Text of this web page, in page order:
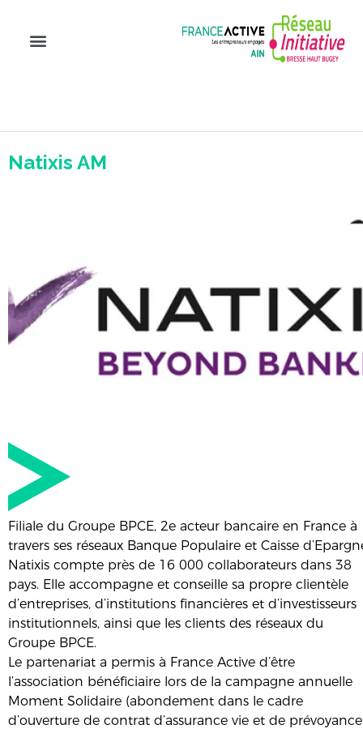
Natixis AM
Filiale du Groupe BPCE, 2e acteur bancaire en France à
travers ses réseaux Banque Populaire et Caisse
Natixis compte près de 16 000 collaborateurs dans 38
pays. Elle accompagne et conseille sa propre clientèle
d’entreprises, d’institutions financières et d’investisseurs
institutionnels, ainsi que les clients des réseaux du
Groupe BPCE.
Le partenariat a permis à France Active d’être
l’association bénéficiaire lors de la campagne annuelle
Moment Solidaire (abondement dans le cadre
d’ouverture de contrat d’assurance vie et de